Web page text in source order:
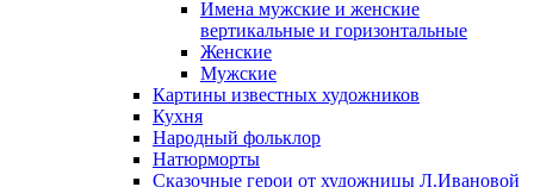
Имена мужские и женские
вертикальные и горизонтальные
Женские
Мужские
Картины известных художников
Кухня
Народный фольклор
Натюрморты
Сказочные герои от художницы Л.Ивановой